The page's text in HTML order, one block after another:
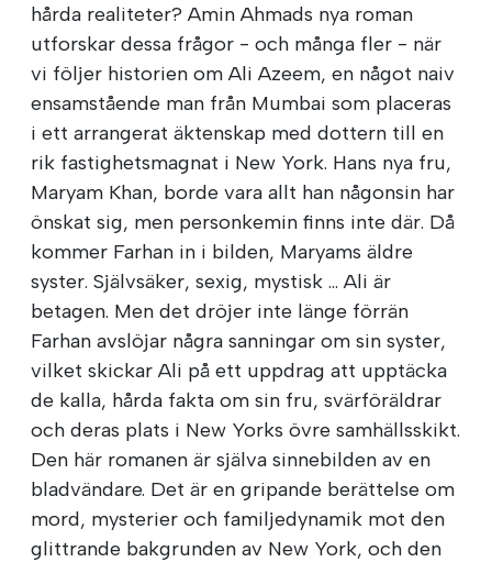
hårda realiteter? Amin Ahmads nya roman
utforskar dessa frågor - och många fler - när
vi följer historien om Ali Azeem, en något naiv
ensamstående man från Mumbai som placeras
i ett arrangerat äktenskap med dottern till en
rik fastighetsmagnat i New York. Hans nya fru,
Maryam Khan, borde vara allt han någonsin har
önskat sig, men personkemin finns inte där. Då
kommer Farhan in i bilden, Maryams äldre
syster. Självsäker, sexig, mystisk ... Ali är
betagen. Men det dröjer inte länge förrän
Farhan avslöjar några sanningar om sin syster,
vilket skickar Ali på ett uppdrag att upptäcka
de kalla, hårda fakta om sin fru, svärföräldrar
och deras plats i New Yorks övre samhällsskikt.
Den här romanen är själva sinnebilden av en
bladvändare. Det är en gripande berättelse om
mord, mysterier och familjedynamik mot den
glittrande bakgrunden av New York, och den